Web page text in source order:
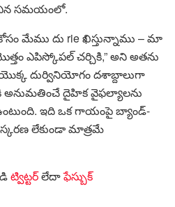
సమయంలో.
మేము దు rie ఖిస్తున్నాము – మా
ఎపిస్కోపల్ చర్చికి,” అని అతను
యొక్క దుర్వినియోగం దశాబ్దాలుగా
దైహిక వైఫల్యాలను
ఇది ఒక గాయంపై బ్యాండ్-
లేకుండా మాత్రమే
ట్విట్టర్లేదాఫేస్బుక్